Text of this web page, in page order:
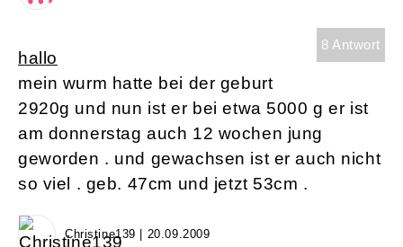
8 Antwort
hallo
mein wurm hatte bei der geburt
2920g und nun ist er bei etwa 5000 g er ist
am donnerstag auch 12 wochen jung
geworden . und gewachsen ist er auch nicht
so viel . geb. 47cm und jetzt 53cm .
Christine139 | 20.09.2009